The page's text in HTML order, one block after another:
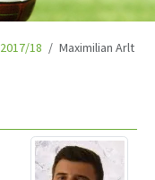
2017/18 Maximilian Arlt